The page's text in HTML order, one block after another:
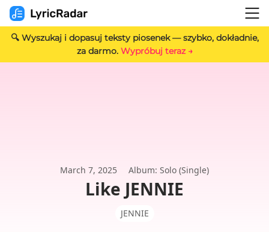
🔍 Wyszukaj i dopasuj teksty piosenek — szybko, dokładnie,
za darmo. Wypróbuj teraz →
March 7, 2025 Album: Solo (Single)
Like JENNIE
JENNIE